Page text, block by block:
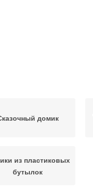
домик
из пластиковых
бутылок